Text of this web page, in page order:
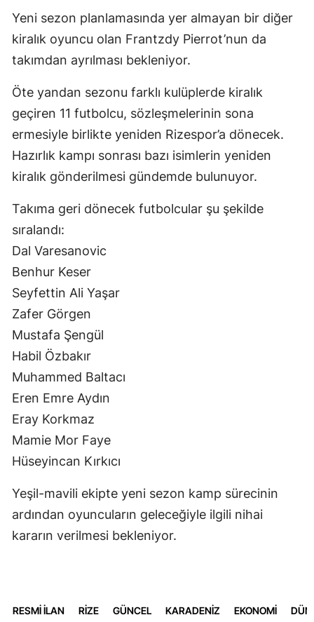
Yeni sezon planlamasında yer almayan bir diğer
kiralık oyuncu olan Frantzdy Pierrot’nun da
takımdan ayrılması bekleniyor.
Öte yandan sezonu farklı kulüplerde kiralık
geçiren 11 futbolcu, sözleşmelerinin sona
ermesiyle birlikte yeniden Rizespor’a dönecek.
Hazırlık kampı sonrası bazı isimlerin yeniden
kiralık gönderilmesi gündemde bulunuyor.
Takıma geri dönecek futbolcular şu şekilde
sıralandı:
Dal Varesanovic
Benhur Keser
Seyfettin Ali Yaşar
Zafer Görgen
Mustafa Şengül
Habil Özbakır
Muhammed Baltacı
Eren Emre Aydın
Eray Korkmaz
Mamie Mor Faye
Hüseyincan Kırkıcı
Yeşil-mavili ekipte yeni sezon kamp sürecinin
ardından oyuncuların geleceğiyle ilgili nihai
kararın verilmesi bekleniyor.
RESMİ İLAN RİZE GÜNCEL KARADENİZ EKONOMİ